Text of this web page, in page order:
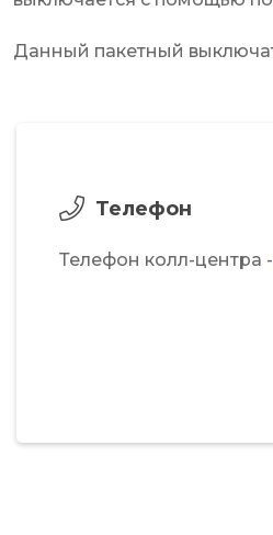
Данный пакетный
Телефон
Телефон колл-центра -